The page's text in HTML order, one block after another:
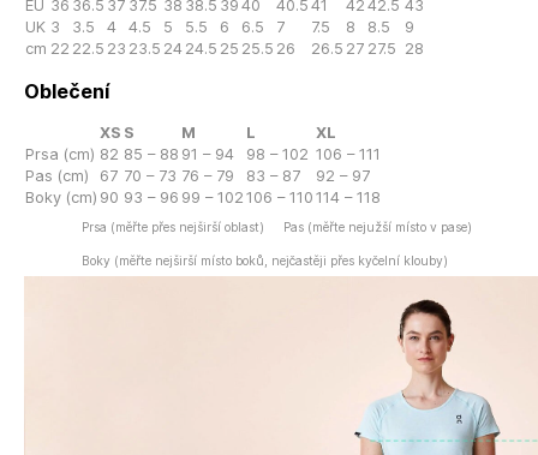
EU 36 36.5 37 37.5 38 38.5 39 40 40.5 41 42 42.5 43
UK 3 3.5 4 4.5 5 5.5 6 6.5 7 7.5 8 8.5
9
cm 22 22.5 23 23.5 24 24.5 25 25.5 26 26.5 27 27.5 28
Oblečení
XS S M L
XL
Prsa (cm) 82 85 – 88 91 – 94 98 – 102 106 – 111
Pas (cm)
67 70 – 73 76 – 79 83 – 87
92 – 97
Boky (cm) 90 93 – 96 99 – 102 106 – 110 114 – 118
Prsa (měřte přes nejširší oblast) Pas (měřte nejužší místo v pase)
Boky (měřte nejširší místo boků, nejčastěji přes kyčelní klouby)